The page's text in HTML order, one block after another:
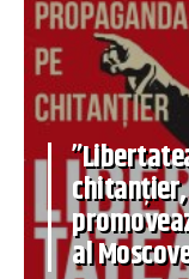
al